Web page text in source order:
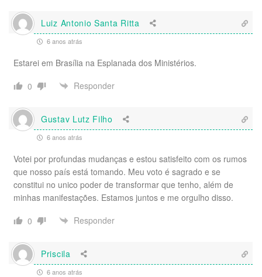
Luiz Antonio Santa Ritta
6 anos atrás
Estarei em Brasília na Esplanada dos Ministérios.
0
Responder
Gustav Lutz Filho
6 anos atrás
Votei por profundas mudanças e estou satisfeito com os rumos
que nosso país está tomando. Meu voto é sagrado e se
constitui no unico poder de transformar que tenho, além de
minhas manifestações. Estamos juntos e me orgulho disso.
0
Responder
Priscila
6 anos atrás